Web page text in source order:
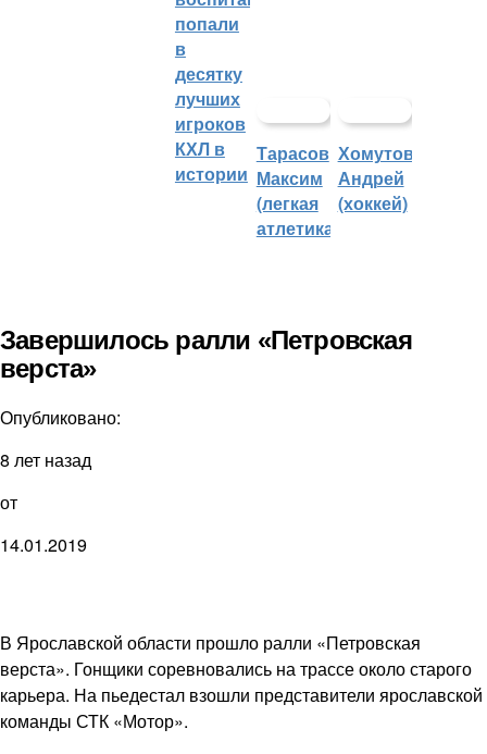
попали
в
десятку
лучших
игроков
КХЛ в
истории
Тарасов
Максим
(легкая
атлетика)
Хомутов
Андрей
(хоккей)
Завершилось ралли «Петровская
верста»
Опубликовано:
8 лет назад
от
14.01.2019
В Ярославской области прошло ралли «Петровская
верста». Гонщики соревновались на трассе около старого
карьера. На пьедестал взошли представители ярославской
команды СТК «Мотор».